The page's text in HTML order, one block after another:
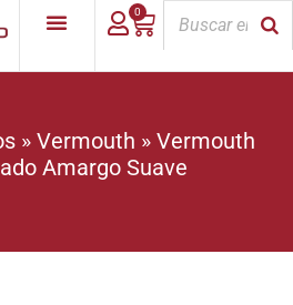
0
» Vermouth » Vermouth
Amargo Suave